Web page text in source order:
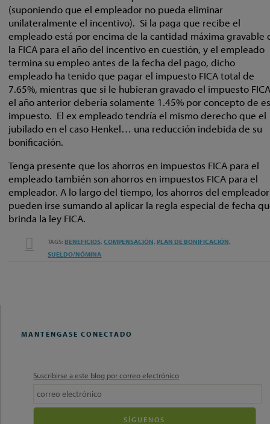
(suponiendo que el empleador no pueda eliminar
unilateralmente el incentivo). Si la paga que recibe el
empleado está por encima de la cantidad máxima gravable
la FICA para el año del incentivo en cuestión, y el empleado
termina su empleo antes de la fecha del pago, dicho
empleado ha tenido que pagar el impuesto FICA total de
7.65%, mientras que si le hubieran gravado el impuesto
el año anterior debería solamente 1.45% por concepto de
impuesto. El ex empleado tendría el mismo derecho que el
jubilado en el caso Henkel… una reducción indebida de su
bonificación.
Tenga presente que los ahorros en impuestos FICA para el
empleado también son ahorros en impuestos FICA para el
empleador. A lo largo del tiempo, los ahorros del empleador
pueden irse sumando al aplicar la regla especial de fecha
brinda la ley FICA.
TWEET
LIKE
EMAIL
THIS
SHARE
TAGS:BENEFICIOS,COMPENSACIÓN,PLAN DE BONIFICACIÓN,
SUELDO/NÓMINA
MANTÉNGASE CONECTADO
Suscribirse a este blog por correo electrónico
Your